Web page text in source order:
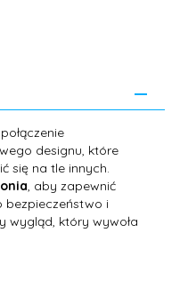
designu, które
się na tle innych.
, aby zapewnić
bezpieczeństwo i
wygląd, który wywoła